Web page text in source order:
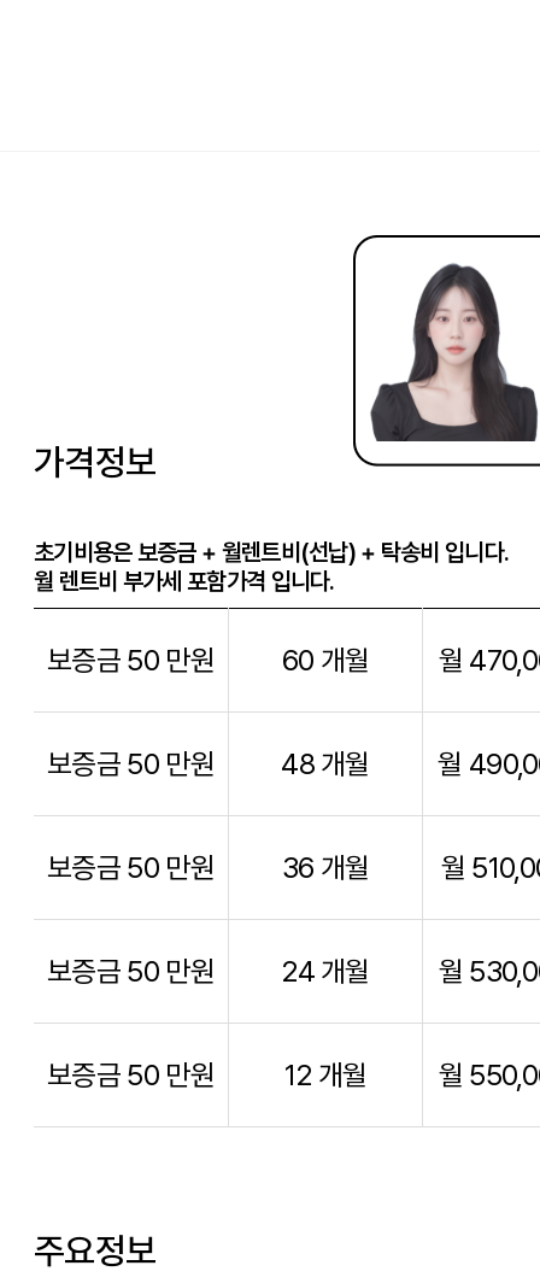
가격정보
초기비용은 보증금 + 월렌트비(선납) + 탁송비 입니다.
월 렌트비 부가세 포함가격 입니다.
보증금 50 만원 60 개월 월
보증금 50 만원 48 개월 월
보증금 50 만원 36 개월 월
보증금 50 만원 24 개월 월
보증금 50 만원 12 개월 월
주요정보